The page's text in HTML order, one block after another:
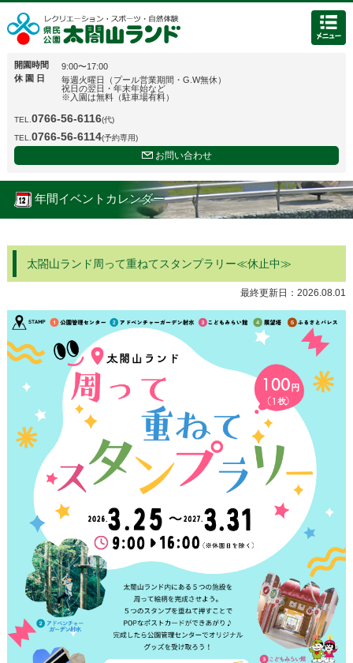
開園時間
9:00〜17:00
休 園 日
毎週火曜日（プール営業期間・G.W無休）
祝日の翌日・年末年始など
※入園は無料（駐車場有料）
TEL.0766-56-6116(代)
TEL.0766-56-6114(予約専用)
お問い合わせ
年間イベントカレンダー
太閤山ランド周って重ねてスタンプラリー≪休止中≫
最終更新日：2026.08.01